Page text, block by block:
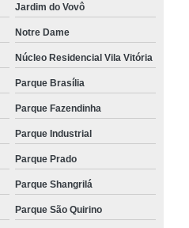
Jardim do Vovô
Notre Dame
Núcleo Residencial Vila Vitória
Parque Brasília
Parque Fazendinha
Parque Industrial
Parque Prado
Parque Shangrilá
Parque São Quirino